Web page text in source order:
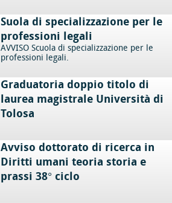
Suola di specializzazione per le
professioni legali
AVVISO Scuola di specializzazione per le
professioni legali.
Graduatoria doppio titolo di
laurea magistrale Università di
Tolosa
Avviso dottorato di ricerca in
Diritti umani teoria storia e
prassi 38° ciclo